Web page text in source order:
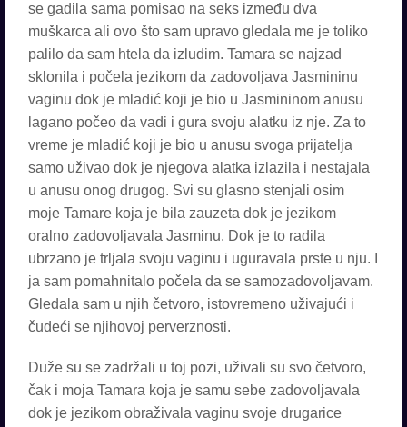
se gadila sama pomisao na seks između dva
muškarca ali ovo što sam upravo gledala me je toliko
palilo da sam htela da izludim. Tamara se najzad
sklonila i počela jezikom da zadovoljava Jasmininu
vaginu dok je mladić koji je bio u Jasmininom anusu
lagano počeo da vadi i gura svoju alatku iz nje. Za to
vreme je mladić koji je bio u anusu svoga prijatelja
samo uživao dok je njegova alatka izlazila i nestajala
u anusu onog drugog. Svi su glasno stenjali osim
moje Tamare koja je bila zauzeta dok je jezikom
oralno zadovoljavala Jasminu. Dok je to radila
ubrzano je trljala svoju vaginu i uguravala prste u nju. I
ja sam pomahnitalo počela da se samozadovoljavam.
Gledala sam u njih četvoro, istovremeno uživajući i
čudeći se njihovoj perverznosti.
Duže su se zadržali u toj pozi, uživali su svo četvoro,
čak i moja Tamara koja je samu sebe zadovoljavala
dok je jezikom obraživala vaginu svoje drugarice